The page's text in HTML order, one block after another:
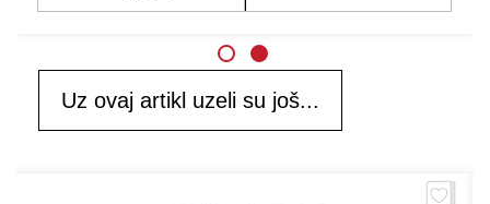
Uz ovaj artikl uzeli su još...